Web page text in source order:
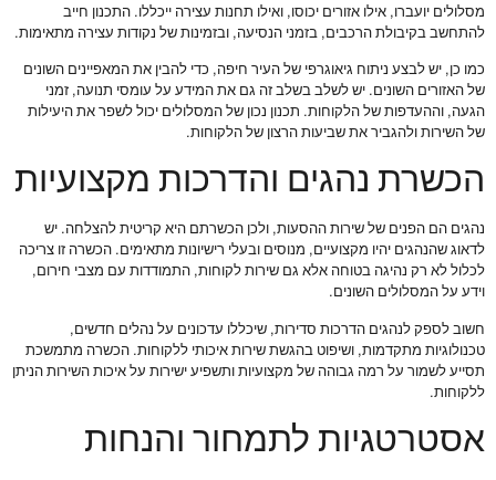
מסלולים יועברו, אילו אזורים יכוסו, ואילו תחנות עצירה ייכללו. התכנון חייב
להתחשב בקיבולת הרכבים, בזמני הנסיעה, ובזמינות של נקודות עצירה מתאימות.
כמו כן, יש לבצע ניתוח גיאוגרפי של העיר חיפה, כדי להבין את המאפיינים השונים
של האזורים השונים. יש לשלב בשלב זה גם את המידע על עומסי תנועה, זמני
הגעה, וההעדפות של הלקוחות. תכנון נכון של המסלולים יכול לשפר את היעילות
של השירות ולהגביר את שביעות הרצון של הלקוחות.
הכשרת נהגים והדרכות מקצועיות
נהגים הם הפנים של שירות ההסעות, ולכן הכשרתם היא קריטית להצלחה. יש
לדאוג שהנהגים יהיו מקצועיים, מנוסים ובעלי רישיונות מתאימים. הכשרה זו צריכה
לכלול לא רק נהיגה בטוחה אלא גם שירות לקוחות, התמודדות עם מצבי חירום,
וידע על המסלולים השונים.
חשוב לספק לנהגים הדרכות סדירות, שיכללו עדכונים על נהלים חדשים,
טכנולוגיות מתקדמות, ושיפוט בהגשת שירות איכותי ללקוחות. הכשרה מתמשכת
תסייע לשמור על רמה גבוהה של מקצועיות ותשפיע ישירות על איכות השירות הניתן
ללקוחות.
אסטרטגיות לתמחור והנחות